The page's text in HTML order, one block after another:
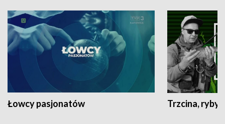
Łowcy pasjonatów Trzcina, ryby